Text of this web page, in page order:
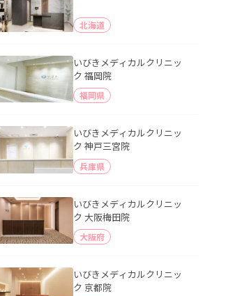
北海道
いびきメディカルクリニッ
ク 福岡院
福岡県
いびきメディカルクリニッ
ク 神戸三宮院
兵庫県
いびきメディカルクリニッ
ク 大阪梅田院
大阪府
いびきメディカルクリニッ
ク 京都院